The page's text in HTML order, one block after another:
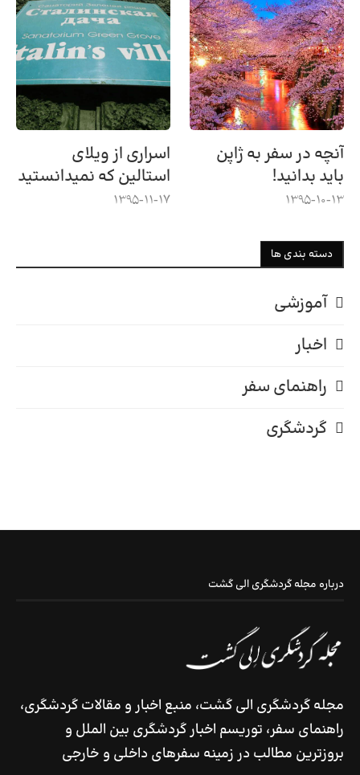
آنچه در سفر به ژاپن
باید بدانید!
1395-10-13
اسراری از ویلای
استالین که نمیدانستید
1395-11-17
دسته بندی ها
آموزشی
اخبار
راهنمای سفر
گردشگری
درباره مجله گردشگری الی گشت
مجله گردشگری الی گشت، منبع اخبار و مقالات گردشگری،
راهنمای سفر، توریسم اخبار گردشگری بین الملل و
بروزترین مطالب در زمینه سفرهای داخلی و خارجی